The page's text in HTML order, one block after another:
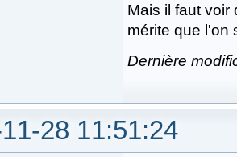
Mais il faut voir
mérite que l'on
Dernière
28 11:51:24